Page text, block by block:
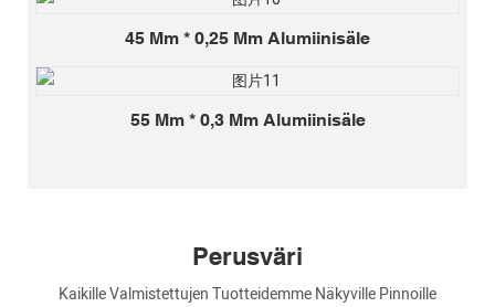
45 Mm * 0,25 Mm Alumiinisäle
55 Mm * 0,3 Mm Alumiinisäle
Perusväri
Kaikille Valmistettujen Tuotteidemme Näkyville Pinnoille